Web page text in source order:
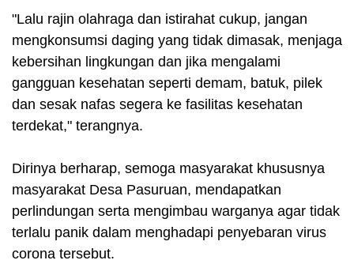
"Lalu rajin olahraga dan istirahat cukup, jangan
mengkonsumsi daging yang tidak dimasak, menjaga
kebersihan lingkungan dan jika mengalami
gangguan kesehatan seperti demam, batuk, pilek
dan sesak nafas segera ke fasilitas kesehatan
terdekat," terangnya.
Dirinya berharap, semoga masyarakat khususnya
masyarakat Desa Pasuruan, mendapatkan
perlindungan serta mengimbau warganya agar tidak
terlalu panik dalam menghadapi penyebaran virus
corona tersebut.